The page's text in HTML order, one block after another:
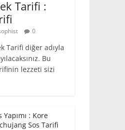
Tarifi :
0
Tarifi diğer adıyla
Bu
lezzeti sizi
Yapımı : Kore
Sos Tarifi